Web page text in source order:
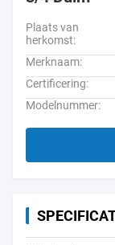
Plaats van
herkomst:
Merknaam:
Certificering:
Modelnummer: